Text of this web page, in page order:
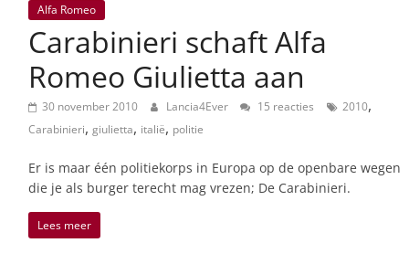
Italiaans
autonieuws
lifestyle
Alfa Romeo
Carabinieri schaft Alfa
Romeo Giulietta aan
30 november 2010 Lancia4Ever 15 reacties 2010,
Carabinieri, giulietta, italië, politie
Er is maar één politiekorps in Europa op de openbare wegen
die je als burger terecht mag vrezen; De Carabinieri.
Lees meer